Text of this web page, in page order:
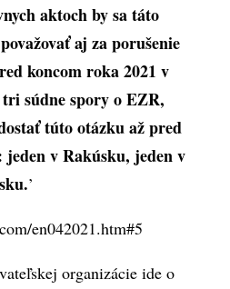
aktoch by sa táto
aj za porušenie
koncom roka 2021 v
súdne spory o EZR,
túto otázku až pred
v Rakúsku, jeden v
’
en042021.htm#5
organizácie ide o